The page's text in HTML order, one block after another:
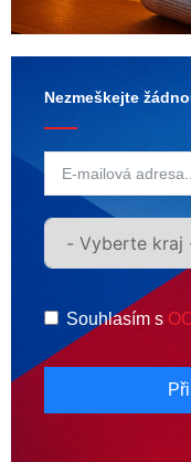
Nezmeškejte
Souhlasím s